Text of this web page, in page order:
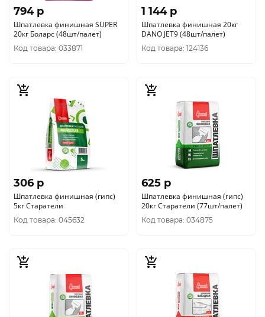
794 p
Шпатлевка финишная SUPER
20кг Боларс (48шт/палет)
Код товара: 033871
1 144 p
Шпатлевка финишная 20кг
DANO JET9 (48шт/палет)
Код товара: 124136
306 p
Шпатлевка финишная (гипс)
5кг Старатели
Код товара: 045632
625 p
Шпатлевка финишная (гипс)
20кг Старатели (77шт/палет)
Код товара: 034875